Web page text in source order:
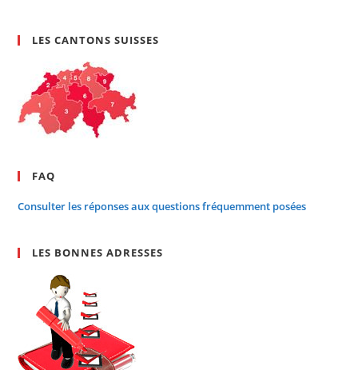
LES CANTONS SUISSES
FAQ
Consulter les réponses aux questions fréquemment posées
LES BONNES ADRESSES